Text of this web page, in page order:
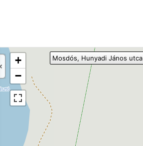
+
−
Mosdós, Hunyadi János utca